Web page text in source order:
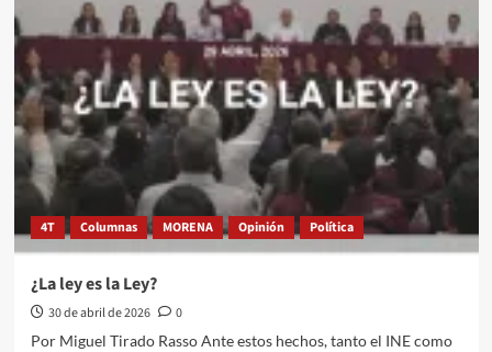
atrapada
4T Columnas MORENA Opinión Política
¿La ley es la Ley?
30 de abril de 2026
0
Por Miguel Tirado Rasso Ante estos hechos, tanto el INE como